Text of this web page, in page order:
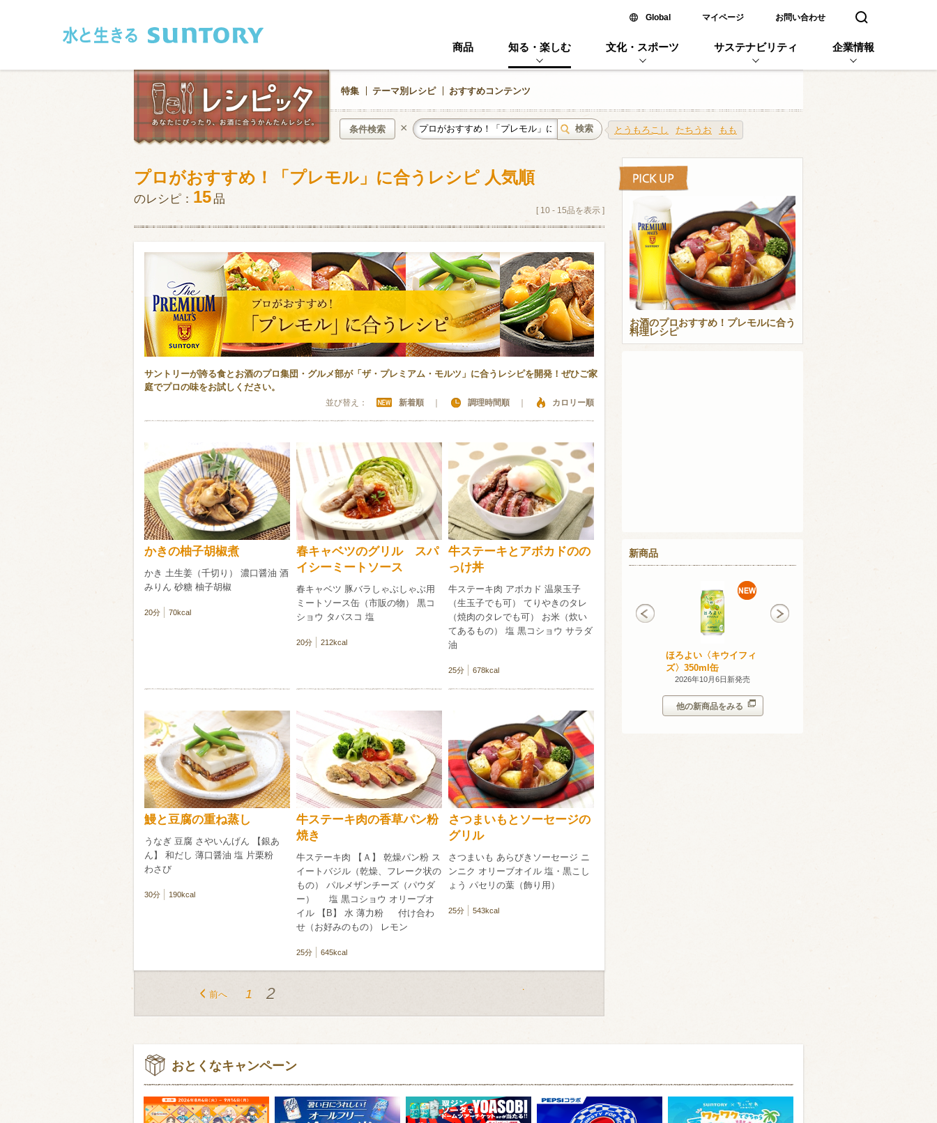
Global新しいウィンドウで開く
マイページ お問い合わせ 検索窓を開く
商品 知る・楽しむ 文化・スポーツ サステナビリティ 企業情報
特集 テーマ別レシピ おすすめコンテンツ
とうもろこし たちうお もも
条件検索 ×
和食 洋食 中華風 イタリアン
フレンチ スイーツ
魚介類 野菜・いも類 きのこ
卵・乳製品 豆腐・豆類 加工食品系 くだもの
お米・麺
類・穀物
その他
ビール ハイボール（ウイスキー） ウイスキー・ブランデー 焼酎
検索
プロがおすすめ！「プレモル」に合うレシピ 人気順
のレシピ： 15品
[ 10 - 15品を表示 ]
サントリーが誇る食とお酒のプロ集団・グルメ部が「ザ・プレミアム・モルツ」に合うレシピを開発！ぜひご家
庭でプロの味をお試しください。
並び替え： 新着順 調理時間順 カロリー順
かきの柚子胡椒煮
かき 土生姜（千切り） 濃口醤油 酒
みりん 砂糖 柚子胡椒
20分 70kcal
春キャベツのグリル スパ
イシーミートソース
春キャベツ 豚バラしゃぶしゃぶ用
ミートソース缶（市販の物） 黒コ
ショウ タバスコ 塩
20分 212kcal
牛ステーキとアボカドのの
っけ丼
牛ステーキ肉 アボカド 温泉玉子
（生玉子でも可） てりやきのタレ
（焼肉のタレでも可） お米（炊い
てあるもの） 塩 黒コショウ サラダ
油
25分 678kcal
鰻と豆腐の重ね蒸し
うなぎ 豆腐 さやいんげん 【銀あ
ん】 和だし 薄口醤油 塩 片栗粉
わさび
30分 190kcal
牛ステーキ肉の香草パン粉
焼き
牛ステーキ肉 【Ａ】 乾燥パン粉 ス
イートバジル（乾燥、フレーク状の
もの） パルメザンチーズ（パウダ
ー） 塩 黒コショウ オリーブオ
イル 【B】 水 薄力粉 付け合わ
せ（お好みのもの） レモン
25分 645kcal
さつまいもとソーセージの
グリル
さつまいも あらびきソーセージ ニ
ンニク オリーブオイル 塩・黒こし
ょう パセリの葉（飾り用）
25分 543kcal
前へ 1 2
お酒のプロおすすめ！プレモルに合う
料理レシピ
新商品
ほろよい〈キウイフィ
ズ〉350ml缶
2026年10月6日新発売
サー＆レモン〉350ml
他の新商品をみる
おとくなキャンペーン